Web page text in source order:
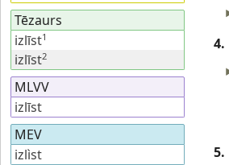
4.
5.
Tēzaurs
izlīst1
izlīst2
MLVV
izlīst
MEV
izlìst